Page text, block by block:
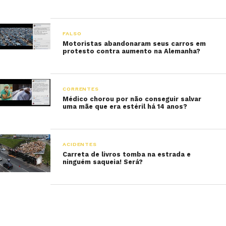
FALSO
Motoristas abandonaram seus carros em
protesto contra aumento na Alemanha?
CORRENTES
Médico chorou por não conseguir salvar
uma mãe que era estéril há 14 anos?
ACIDENTES
Carreta de livros tomba na estrada e
ninguém saqueia! Será?